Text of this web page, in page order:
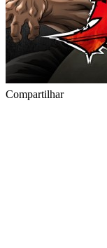
Compartilhar